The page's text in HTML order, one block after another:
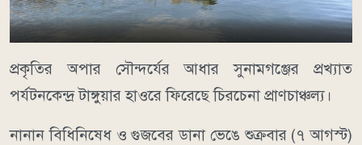
​প্রকৃতির অপার সৌন্দর্যের আধার সুনামগঞ্জের প্রখ্যাত
পর্যটনকেন্দ্র টাঙ্গুয়ার হাওরে ফিরেছে চিরচেনা প্রাণচাঞ্চল্য।
নানান বিধিনিষেধ ও গুজবের ডানা ভেঙে শুক্রবার (৭ আগস্ট)